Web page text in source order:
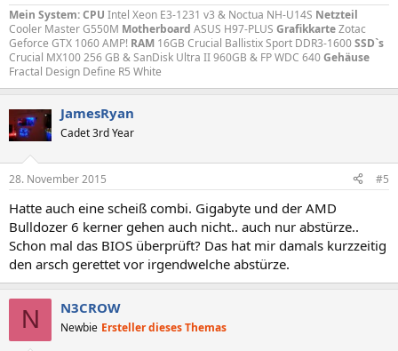
Mein System:CPU Intel Xeon E3-1231 v3 & Noctua NH-U14S Netzteil
Cooler Master G550M Motherboard ASUS H97-PLUS GrafikkarteZotac
Geforce GTX 1060 AMP! RAM 16GB Crucial Ballistix Sport DDR3-1600SSD`s
Crucial MX100 256 GB & SanDisk Ultra II 960GB & FP WDC 640Gehäuse
Fractal Design Define R5 White
JamesRyan
Cadet 3rd Year
28. November 2015 #5
Hatte auch eine scheiß combi. Gigabyte und der AMD
Bulldozer 6 kerner gehen auch nicht.. auch nur abstürze..
Schon mal das BIOS überprüft? Das hat mir damals kurzzeitig
den arsch gerettet vor irgendwelche abstürze.
N N3CROW
Newbie Ersteller dieses Themas